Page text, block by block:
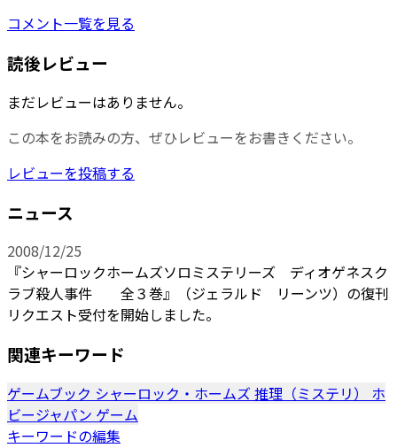
コメント一覧を見る
読後レビュー
まだレビューはありません。
この本をお読みの方、ぜひレビューをお書きください。
レビューを投稿する
ニュース
2008/12/25
『シャーロックホームズソロミステリーズ ディオゲネスク
ラブ殺人事件 全３巻』（ジェラルド リーンツ）の復刊
リクエスト受付を開始しました。
関連キーワード
ゲームブック シャーロック・ホームズ 推理（ミステリ） ホ
ビージャパン ゲーム
キーワードの編集